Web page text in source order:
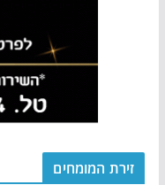
זירת המומחים